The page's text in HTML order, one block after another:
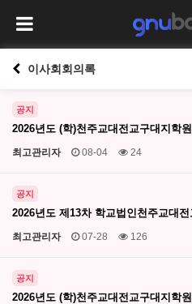
이사회회의록
공지
2026년도 (학)천주교대전교구대지학
최고관리자 08-04 24
공지
2026년도 제13차 학교법인천주교대
최고관리자 07-28 126
공지
2026년도 (학)천주교대전교구대지학